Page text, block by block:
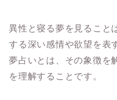
異性と寝る夢を見ること
する深い感情や欲望を表
夢占いとは、その象徴を
を理解することです。